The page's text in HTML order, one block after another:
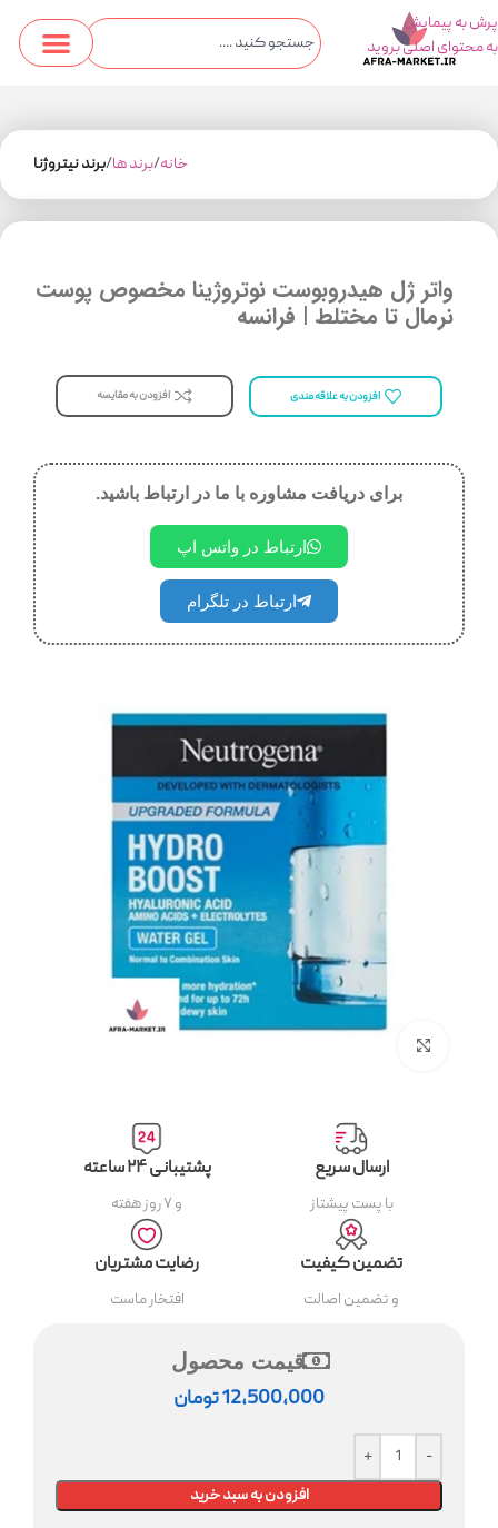
پرش به پیمایش
به محتوای اصلی بروید
خانه برند ها برند نیتروژنا
واتر ژل هیدروبوست نوتروژینا مخصوص پوست
نرمال تا مختلط | فرانسه
افزودن به علاقه مندی افزودن به مقایسه
برای دریافت مشاوره با ما در ارتباط باشید.
ارتباط در واتس اپ
ارتباط در تلگرام
ارسال سریع
با پست پیشتاز
پشتیبانی ۲۴ ساعته
و ۷ روز هفته
تضمین کیفیت
و تضمین اصالت
رضایت مشتریان
افتخار ماست
قیمت محصول
12,500,000تومان
افزودن به سبد خرید